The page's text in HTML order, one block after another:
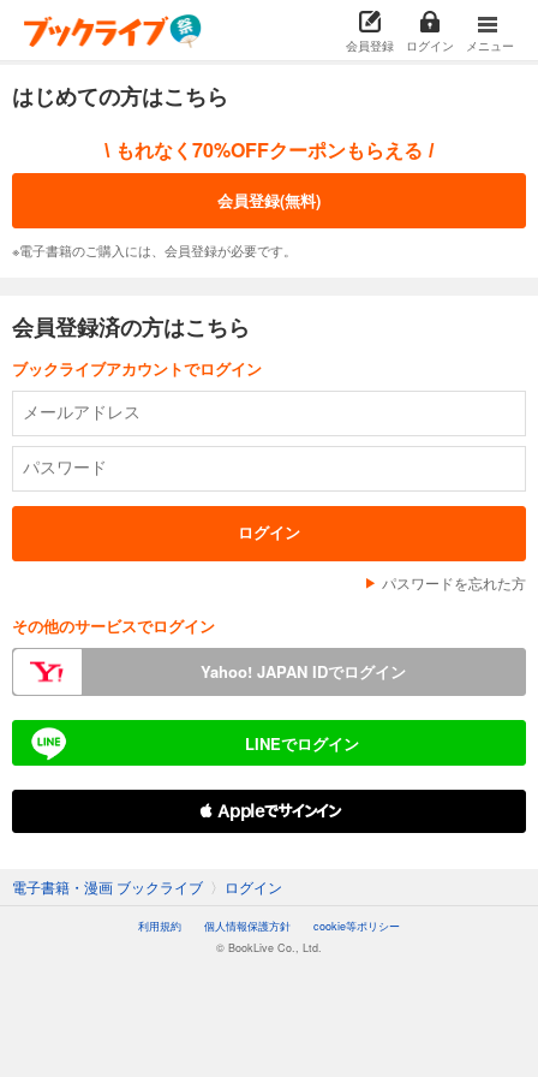
会員登録 ログイン メニュー
はじめての方はこちら
\ もれなく70%OFFクーポンもらえる /
会員登録(無料)
※電子書籍のご購入には、会員登録が必要です。
会員登録済の方はこちら
ブックライブアカウントでログイン
パスワードを忘れた方
その他のサービスでログイン
Yahoo! JAPAN IDでログイン
LINEでログイン
 Appleでサインイン
電子書籍・漫画 ブックライブ 〉 ログイン
利用規約 個人情報保護方針
cookie等ポリシー
© BookLive Co., Ltd.